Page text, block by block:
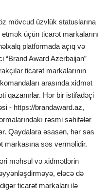
mövcud üzvlük statuslarına
üçün ticarət markalarını
platformada açıq və
“Brand Award Azerbaijan”
ticarət markalarının
arasında xidmət
qazanırlar. Hər bir istifadəçi
- https://brandaward.az,
rəsmi səhifələr
Qaydalara əsasən, hər səs
markasına səs verməlidir.
məhsul və xidmətlərin
eləcə də
ticarət markaları ilə